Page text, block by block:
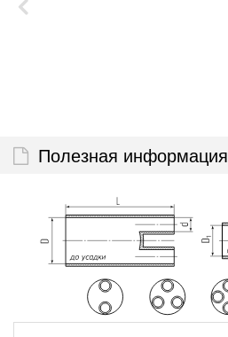
Полезная информация